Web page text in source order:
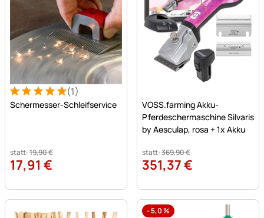
Bewertung: 5 von 5 (1 Bewertungen)
1 Bewertung (1)
Schermesser-Schleifservice
statt:19,90€
17,91 €
VOSS.farming Akku-
Pferdeschermaschine Silvaris
by Aesculap, rosa + 1x Akku
statt:369,90€
351,37€
-5,0%